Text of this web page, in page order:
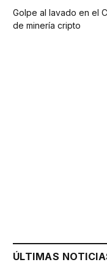
Golpe al lavado en el
de minería cripto
ÚLTIMAS